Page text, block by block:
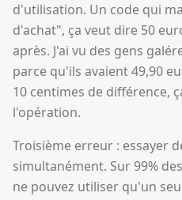
d'utilisation. Un code qui
d'achat", ça veut dire 50
après. J'ai vu des gens
parce qu'ils avaient 49,90
10 centimes de différence,
l'opération.
Troisième erreur : essayer
simultanément. Sur 99%
ne pouvez utiliser qu'un